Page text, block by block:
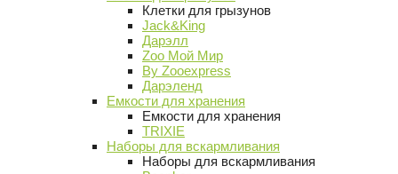
Клетки для грызунов
Jack&King
Дарэлл
Zoo Мой Мир
By Zooexpress
Дарэленд
Емкости для хранения
Емкости для хранения
TRIXIE
Наборы для вскармливания
Наборы для вскармливания